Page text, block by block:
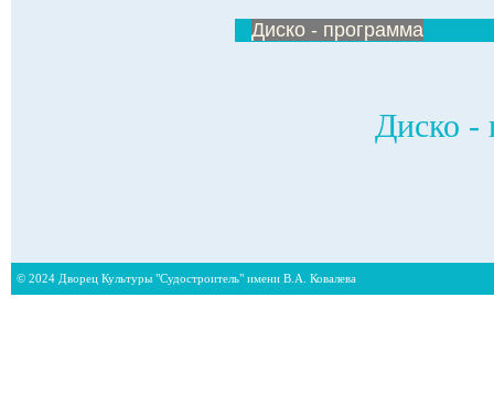
Диско - программа
Диско -
© 2024 Дворец Культуры "Судостроитель" имени В.А. Ковалева